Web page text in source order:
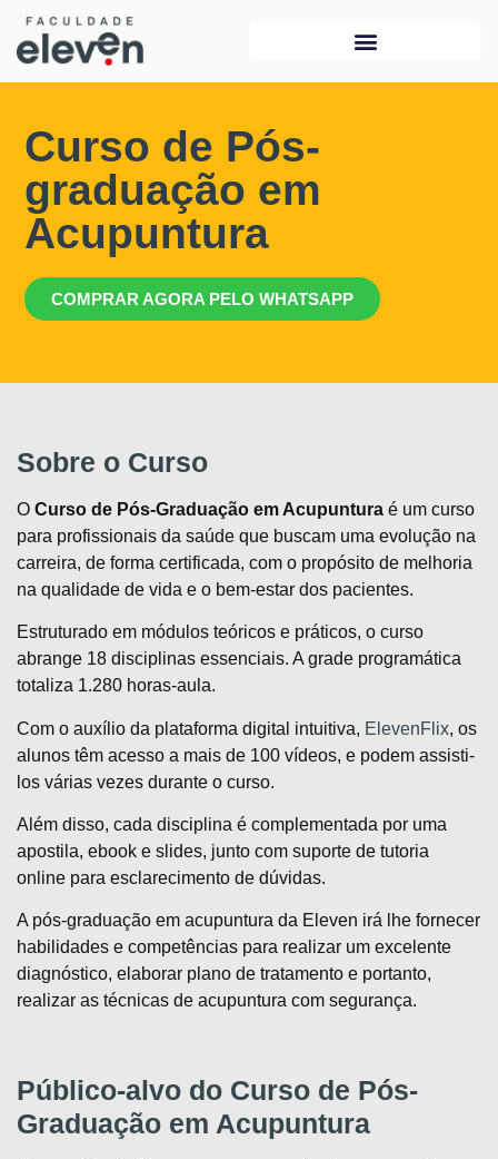
Curso de Pós-
graduação em
Acupuntura
COMPRAR AGORA PELO WHATSAPP
Sobre o Curso
O Curso de Pós-Graduação em Acupuntura é um curso
para profissionais da saúde que buscam uma evolução na
carreira, de forma certificada, com o propósito de melhoria
na qualidade de vida e o bem-estar dos pacientes.
Estruturado em módulos teóricos e práticos, o curso
abrange 18 disciplinas essenciais. A grade programática
totaliza 1.280 horas-aula.
Com o auxílio da plataforma digital intuitiva, ElevenFlix, os
alunos têm acesso a mais de 100 vídeos, e podem assisti-
los várias vezes durante o curso.
Além disso, cada disciplina é complementada por uma
apostila, ebook e slides, junto com suporte de tutoria
online para esclarecimento de dúvidas.
A pós-graduação em acupuntura da Eleven irá lhe fornecer
habilidades e competências para realizar um excelente
diagnóstico, elaborar plano de tratamento e portanto,
realizar as técnicas de acupuntura com segurança.
Público-alvo do Curso de Pós-
Graduação em Acupuntura